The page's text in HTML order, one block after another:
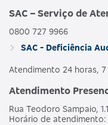
SAC – Serviço de
0800 727 9966
SAC - Deficiência
Atendimento 24 horas,
Atendimento
Rua Teodoro Sampaio,
Horário de